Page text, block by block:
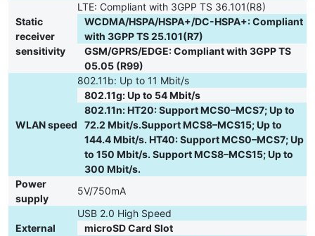
Kết nối Internet nhanh chóng, mượt mà
Static
receiver
sensitivity
LTE: Compliant with 3GPP TS 36.101(R8)
WCDMA/HSPA/HSPA+/DC-HSPA+: Compliant
with 3GPP TS 25.101(R7)
GSM/GPRS/EDGE: Compliant with 3GPP TS
05.05 (R99)
WLAN speed
802.11b: Up to 11 Mbit/s
802.11g: Up to 54 Mbit/s
802.11n: HT20: Support MCS0–MCS7; Up to
72.2 Mbit/s.Support MCS8–MCS15; Up to
144.4 Mbit/s. HT40: Support MCS0–MCS7; Up
to 150 Mbit/s. Support MCS8–MCS15; Up to
300 Mbit/s.
Power
supply
5V/750mA
External
USB 2.0 High Speed
microSD Card Slot